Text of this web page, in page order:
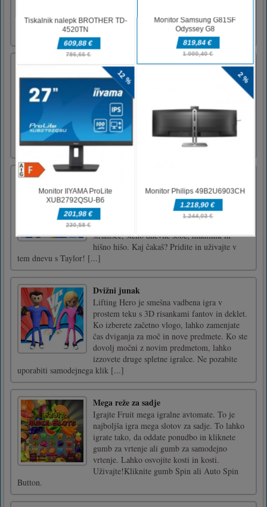
tako, da zberete vse rumene bloke. V načinu
iskanja morate ujeti vse [...]
Swordmaiden
Swordmaiden predstavlja krvavo bojevanje z
meči z različnimi mitskimi bitji na ogromnih
domišljijskih lokacijah. Misija igre je uničiti
vse energetske sfere in najti izhod iz
labirinta.Gibanje WASD Napad LMB - na
voljo od ravni 1 igralca E LMB - na voljo od
ravni 1 igralca R LMB [...]
Baby Taylor bi se rada naučila nekaterih
hišnih opravil, a ne ve, kako bi. Zdaj boste
postali njen učitelj in pomagali pri učenju
nekaterih veščin. Ti in ona bosta očistili
stranišče, steno dnevne sobe, hladilnik in
hišno hišo. Kaj čakaš? Pridite in uživajte v
tem dnevu s Taylor! [...]
Dvižni junak
Lifting Hero je smešna vadbena igra v
prostem teku s 3D risankami fantov in deklet.
Ko izberete začetno vlogo, lahko zamenjate
čas dviganja za moč in nove predmete. Ko ste
dovolj močni z novim predmetom, lahko
izzovete druge spletne igralce. Ne pozabite
uporabiti samodejnega klik [...]
Mega reže za sadje
Igrajte Fruit mega igralne avtomate. To je
najboljša igra mega slotov za sadje. To lahko
igrate tako, da oddate ponudbo in kliknete
gumb za vrtenje ali gumb za samodejno
vrtenje. Lahko osvojite kosti in kosti.
Uživajte!Kliknite gumb Spin ali Auto Spin
Button.